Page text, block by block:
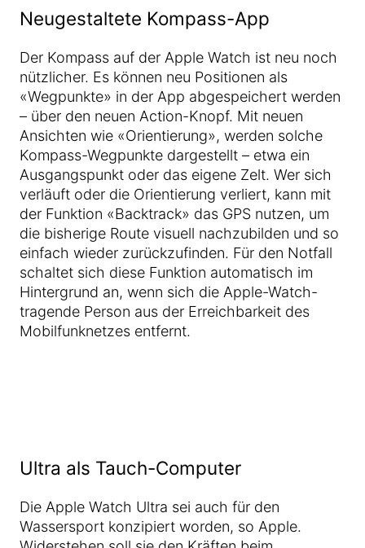
Neugestaltete Kompass-App
Der Kompass auf der Apple Watch ist neu noch
nützlicher. Es können neu Positionen als
«Wegpunkte» in der App abgespeichert werden
– über den neuen Action-Knopf. Mit neuen
Ansichten wie «Orientierung», werden solche
Kompass-Wegpunkte dargestellt – etwa ein
Ausgangspunkt oder das eigene Zelt. Wer sich
verläuft oder die Orientierung verliert, kann mit
der Funktion «Backtrack» das GPS nutzen, um
die bisherige Route visuell nachzubilden und so
einfach wieder zurückzufinden. Für den Notfall
schaltet sich diese Funktion automatisch im
Hintergrund an, wenn sich die Apple-Watch-
tragende Person aus der Erreichbarkeit des
Mobilfunknetzes entfernt.
Ultra als Tauch-Computer
Die Apple Watch Ultra sei auch für den
Wassersport konzipiert worden, so Apple.